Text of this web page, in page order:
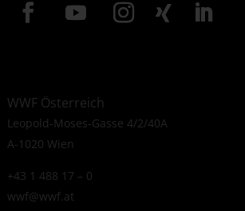
WWF Österreich
Leopold-Moses-Gasse 4/2/40A
A-1020 Wien
+43 1 488 17 – 0
wwf@wwf.at